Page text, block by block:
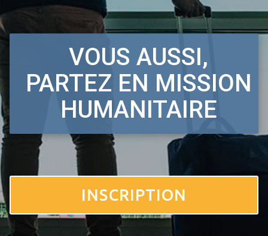
VOUS AUSSI,
PARTEZ EN MISSION
HUMANITAIRE
INSCRIPTION